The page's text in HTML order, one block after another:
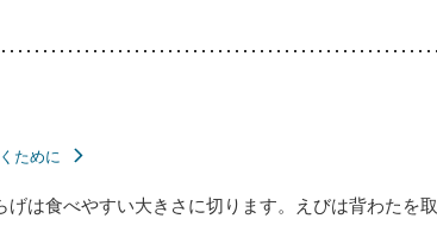
ために
げは食べやすい大きさに切ります。えびは背わたを